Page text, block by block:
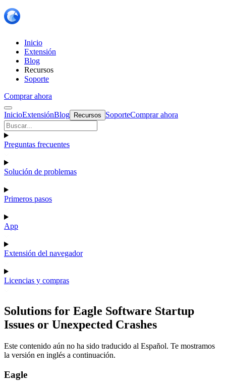
Inicio
Extensión
Blog
Recursos
Soporte
Comprar ahora
InicioExtensiónBlog Recursos SoporteComprar ahora
Preguntas frecuentes
Solución de problemas
Primeros pasos
App
Extensión del navegador
Licencias y compras
Solutions for Eagle Software Startup
Issues or Unexpected Crashes
Este contenido aún no ha sido traducido al Español. Te mostramos
la versión en inglés a continuación.
Eagle